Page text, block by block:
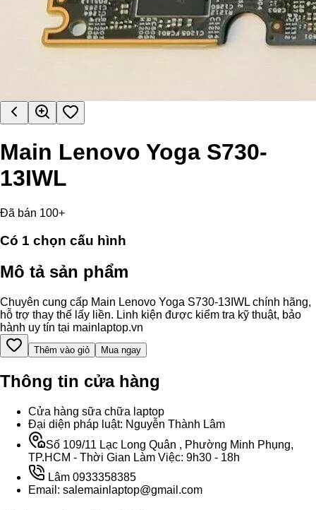
Main Lenovo Yoga S730-
13IWL
Đã bán 100+
Có 1 chọn cấu hình
Mô tả sản phẩm
Chuyên cung cấp Main Lenovo Yoga S730-13IWL chính hãng,
hỗ trợ thay thế lấy liền. Linh kiện được kiểm tra kỹ thuật, bảo
hành uy tín tại mainlaptop.vn
Thêm vào giỏ Mua ngay
Thông tin cửa hàng
Cửa hàng sữa chữa laptop
Đại diện pháp luật: Nguyễn Thành Lâm
Số 109/11 Lạc Long Quân , Phường Minh Phụng,
TP.HCM - Thời Gian Làm Việc: 9h30 - 18h
Lâm 0933358385
Email: salemainlaptop@gmail.com